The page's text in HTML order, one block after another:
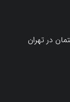
در تهران